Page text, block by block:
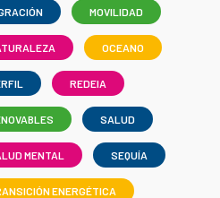
MOVILIDAD
OCEANO
REDEIA
SALUD
MENTAL SEQUÍA
ENERGÉTICA